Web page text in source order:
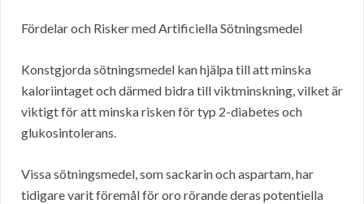
Fördelar och Risker med Artificiella Sötningsmedel
Konstgjorda sötningsmedel kan hjälpa till att minska
kaloriintaget och därmed bidra till viktminskning, vilket är
viktigt för att minska risken för typ 2-diabetes och
glukosintolerans.
Vissa sötningsmedel, som sackarin och aspartam, har
tidigare varit föremål för oro rörande deras potentiella